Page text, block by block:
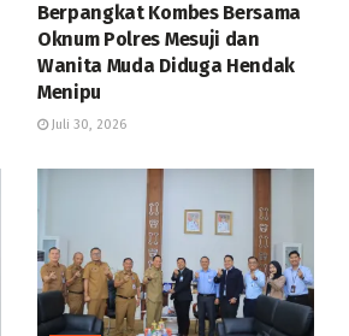
Berpangkat Kombes Bersama
Oknum Polres Mesuji dan
Wanita Muda Diduga Hendak
Menipu
Juli 30, 2026